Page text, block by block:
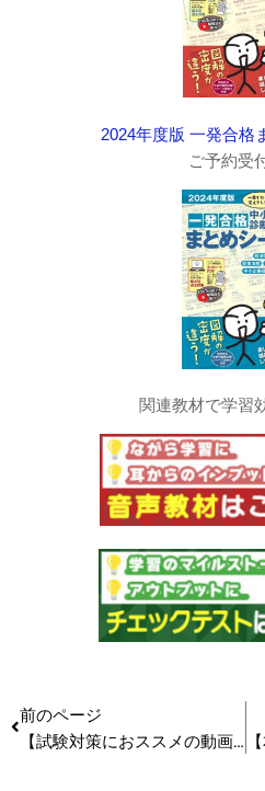
2024年度版 一発合格
ご予約受
関連教材で学習
前のページ
【試験対策におススメの動画】今日から変われる！誘惑に勝って勉強を続けていく方法_第135回